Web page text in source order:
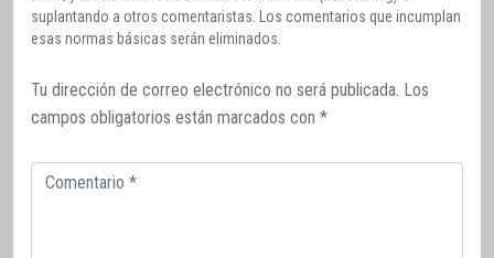
suplantando a otros comentaristas. Los comentarios que incumplan
esas normas básicas serán eliminados.
Tu dirección de correo electrónico no será publicada. Los
campos obligatorios están marcados con *
Comentario